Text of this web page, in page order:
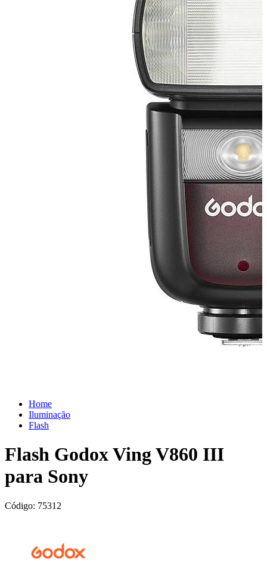
Home
Iluminação
Flash
Flash Godox Ving V860 III
para Sony
Código: 75312